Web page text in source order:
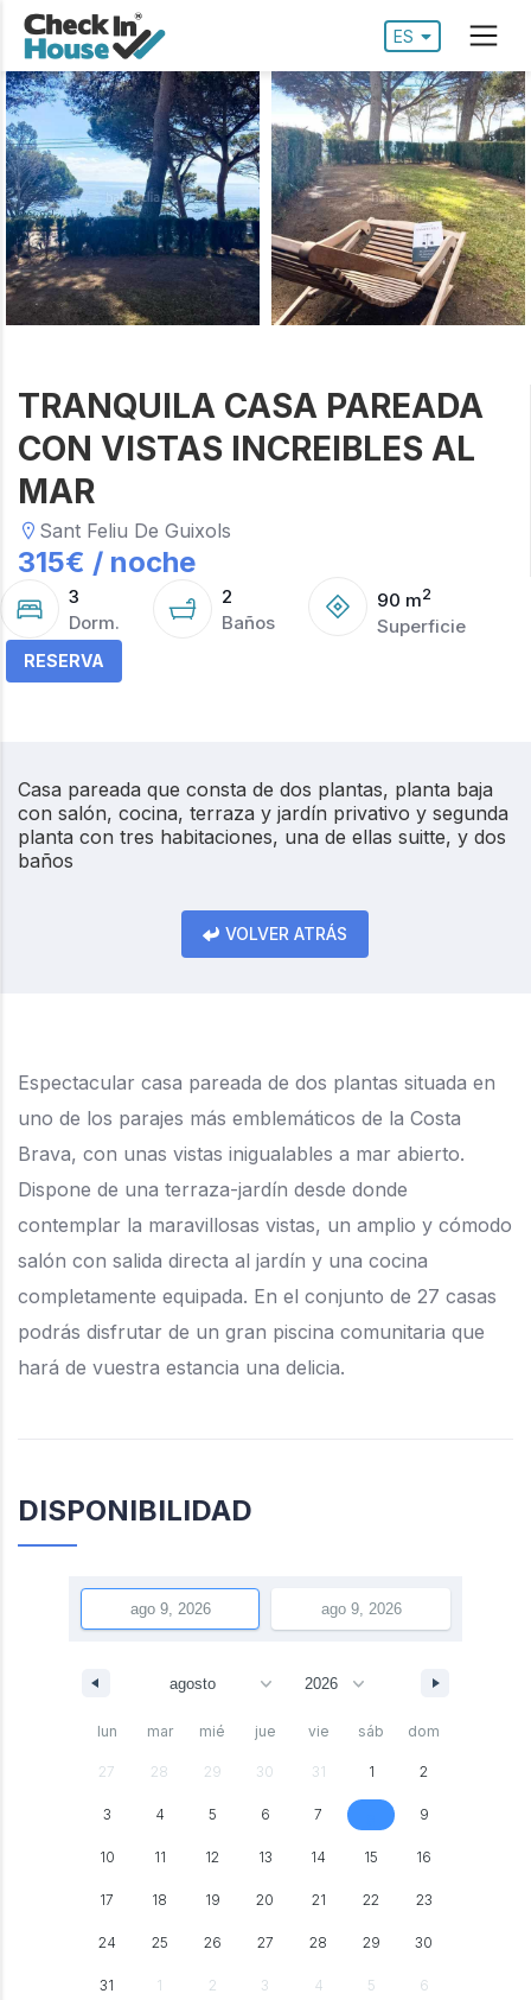
ES
TRANQUILA CASA PAREADA
CON VISTAS INCREIBLES AL
MAR
Sant Feliu De Guixols
315€ / noche
3
Dorm.
2
Baños
90 m2
Superficie
RESERVA
Casa pareada que consta de dos plantas, planta baja
con salón, cocina, terraza y jardín privativo y segunda
planta con tres habitaciones, una de ellas suitte, y dos
baños
VOLVER ATRÁS
Espectacular casa pareada de dos plantas situada en
uno de los parajes más emblemáticos de la Costa
Brava, con unas vistas inigualables a mar abierto.
Dispone de una terraza-jardín desde donde
contemplar la maravillosas vistas, un amplio y cómodo
salón con salida directa al jardín y una cocina
completamente equipada. En el conjunto de 27 casas
podrás disfrutar de un gran piscina comunitaria que
hará de vuestra estancia una delicia.
DISPONIBILIDAD
lun mar mié jue vie sáb dom
27 28 29 30 31 1 2
3 4 5 6 7 9
10 11 12 13 14 15 16
17 18 19 20 21 22 23
24 25 26 27 28 29 30
31 1 2 3 4 5 6